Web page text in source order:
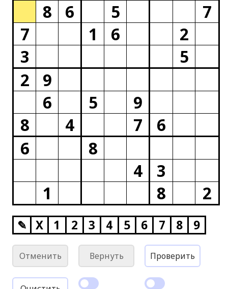
8 6 5
7
7
1 6
2
3
5
2
9
6
5
9
8
4 7
6
6
8
4
3
1
8 2
✎ X 1 2 3 4 5 6 7 8 9
Отменить Вернуть Проверить